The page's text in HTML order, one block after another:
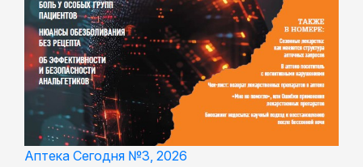
Аптека Сегодня №3, 2026